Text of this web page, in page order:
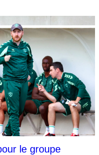
le groupe